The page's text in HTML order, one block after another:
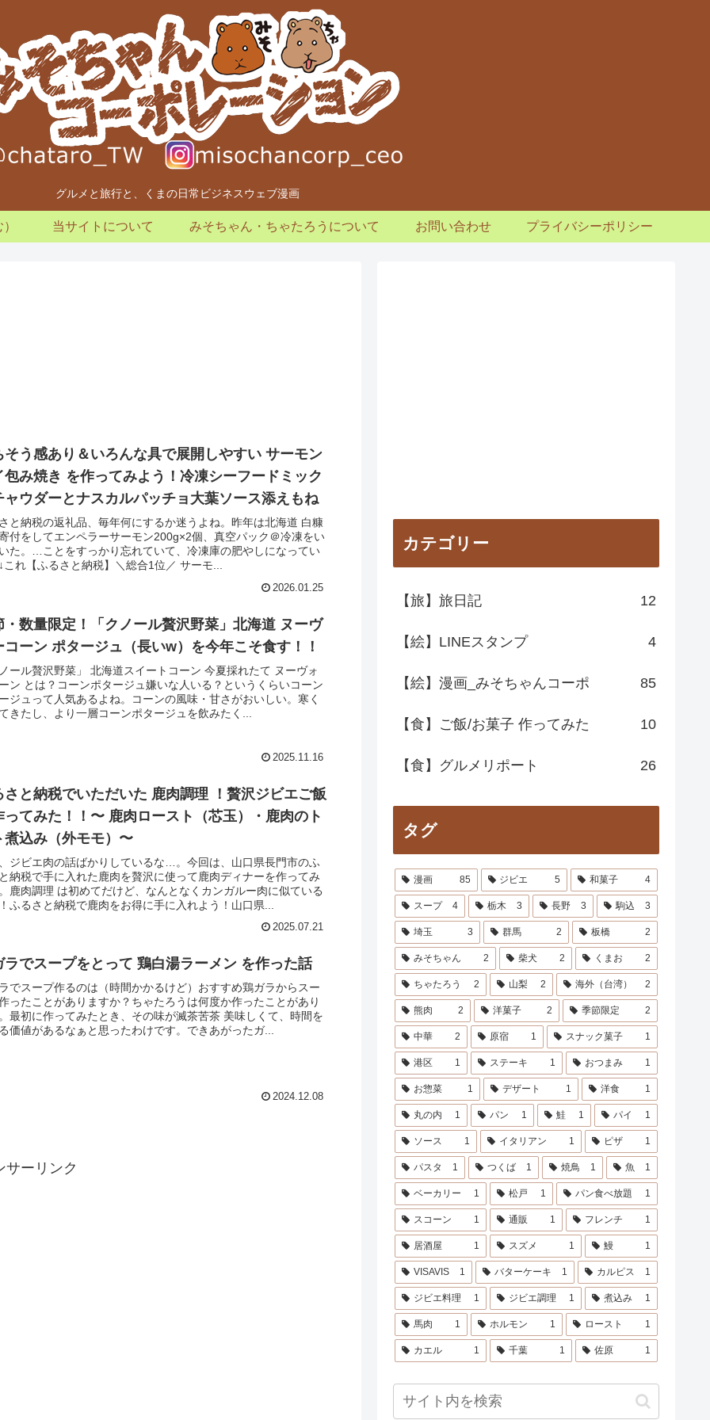
グルメと旅行と、くまの日常ビジネスウェブ漫画
当サイトについて みそちゃん・ちゃたろうについて お問い合わせ プライバシーポリシー
そう感あり＆いろんな具で展開しやすい サーモン
包み焼き を作ってみよう！冷凍シーフードミック
ャウダーとナスカルパッチョ大葉ソース添えもね
と納税の返礼品、毎年何にするか迷うよね。昨年は北海道 白糠
付をしてエンペラーサーモン200g×2個、真空パック＠冷凍をい
た。…ことをすっかり忘れていて、冷凍庫の肥やしになってい
これ【ふるさと納税】＼総合1位／ サーモ...
2026.01.25
・数量限定！「クノール贅沢野菜」北海道 ヌーヴ
コーン ポタージュ（長いw）を今年こそ食す！！
ール贅沢野菜」 北海道スイートコーン 今夏採れたて ヌーヴォ
ン とは？コーンポタージュ嫌いな人いる？というくらいコーン
ジュって人気あるよね。コーンの風味・甘さがおいしい。寒く
きたし、より一層コーンポタージュを飲みたく...
2025.11.16
さと納税でいただいた 鹿肉調理 ！贅沢ジビエご飯
ってみた！！〜 鹿肉ロースト（芯玉）・鹿肉のト
煮込み（外モモ）〜
ジビエ肉の話ばかりしているな…。今回は、山口県長門市のふ
納税で手に入れた鹿肉を贅沢に使って鹿肉ディナーを作ってみ
鹿肉調理 は初めてだけど、なんとなくカンガルー肉に似ている
ふるさと納税で鹿肉をお得に手に入れよう！山口県...
2025.07.21
ラでスープをとって 鶏白湯ラーメン を作った話
でスープ作るのは（時間かかるけど）おすすめ鶏ガラからスー
ったことがありますか？ちゃたろうは何度か作ったことがあり
最初に作ってみたとき、その味が滅茶苦茶 美味しくて、時間を
価値があるなぁと思ったわけです。できあがったガ...
2024.12.08
サーリンク
カテゴリー
【旅】旅日記 12
【絵】LINEスタンプ 4
【絵】漫画_みそちゃんコーポ 85
【食】ご飯/お菓子 作ってみた 10
【食】グルメリポート 26
タグ
漫画 85 ジビエ 5 和菓子 4
スープ 4 栃木 3 長野 3 駒込 3
埼玉 3 群馬 2 板橋 2
みそちゃん 2 柴犬 2 くまお 2
ちゃたろう 2 山梨 2 海外（台湾） 2
熊肉 2 洋菓子 2 季節限定 2
中華 2 原宿 1 スナック菓子 1
港区 1 ステーキ 1 おつまみ 1
お惣菜 1 デザート 1 洋食 1
丸の内 1 パン 1 鮭 1 パイ 1
ソース 1 イタリアン 1 ピザ 1
パスタ 1 つくば 1 焼鳥 1 魚 1
ベーカリー 1 松戸 1 パン食べ放題 1
スコーン 1 通販 1 フレンチ 1
居酒屋 1 スズメ 1 鰻 1
VISAVIS 1 バターケーキ 1 カルピス 1
ジビエ料理 1 ジビエ調理 1 煮込み 1
馬肉 1 ホルモン 1 ロースト 1
カエル 1 千葉 1 佐原 1